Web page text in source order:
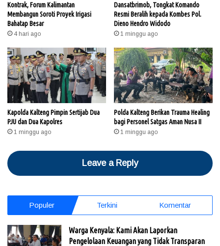
Kontrak, Forum Kalimantan
Membangun Soroti Proyek Irigasi
Bahatap Besar
4 hari ago
Dansatbrimob, Tongkat Komando
Resmi Beralih kepada Kombes Pol.
Dieno Hendro Widodo
1 minggu ago
Kapolda Kalteng Pimpin Sertijab Dua
PJU dan Dua Kapolres
1 minggu ago
Polda Kalteng Berikan Trauma Healing
bagi Personel Satgas Aman Nusa II
1 minggu ago
Leave a Reply
Populer Terkini Komentar
Warga Kenyala: Kami Akan Laporkan
Pengelolaan Keuangan yang Tidak Transparan